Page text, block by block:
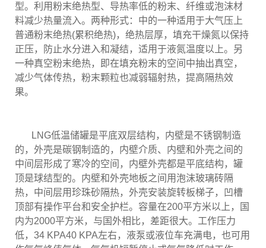
型。利用粉末绝热型、导热率低的粉末、纤维或泡沫材
料减少热量流入。两种形式：中的一种适用于大气压上
普通粉末绝热(累积绝热)，绝热层厚，填充干燥氮以保持
正压，防止水分进入和凝结，适用于液氮温度以上。另
一种真空粉末绝热，即在填充粉末的空间中抽出真空，
减少气体传热，粉末颗粒也减弱辐射热，提高隔热效
果。
LNG低温储罐是平底双层结构，内壁是不锈钢制造
的，外壳是碳钢制造的，内壁介质、内壁和外壳之间的
中间层形成了寒冷的空间，内壁外壳都是平底结构，罐
顶是球结型的。内壁和外壳地板之间用泡沫玻璃砖隔
热，中间层用珍珠砂隔热，外壳安装旋转板梯子，凹槽
顶部有操作平台和安全护栏。容量在200平方米以上，国
内为2000平方米，与国外相比，差距很大。工作压力
低，34 KPA40 KPA左右，液泵或液位车充满电，也可用